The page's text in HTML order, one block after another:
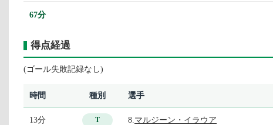
67分
得点経過
(ゴール失敗記録なし)
時間 種別 選手
13分 T 8. マルジーン・イラウア